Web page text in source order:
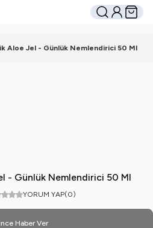
Hesabım
Sepetim
Aloe Jel - Günlük Nemlendirici 50 Ml
- Günlük Nemlendirici 50 Ml
YORUM YAP(0)
Haber Ver